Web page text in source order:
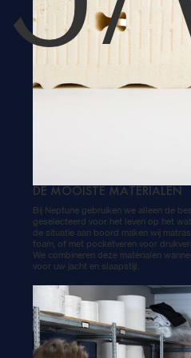
DE MOOISTE MATERIALEN
Bij Neptune gebruiken we alleen de
geselecteerd voor het leven op het
de situatie aan boord maken wij
foam, of met pocketveren voor
We combineren deze materialen
voor uw jacht en slaapstijl.